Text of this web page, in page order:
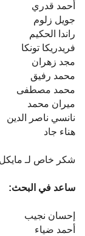
أحمد قدري
جويل زلوم
راندا الحكيم
فريدريكا تونكا
مجد زهران
محمد رفيق
محمد مصطفى
ميران محمد
نانسي ناصر الدين
هناء جاد
شكر خاص لـ
ساعد في البحث:
إحسان نجيب
أحمد ضياء